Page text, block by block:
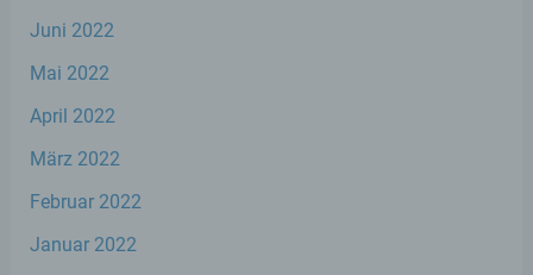
Juni 2022
Mai 2022
April 2022
März 2022
Februar 2022
Januar 2022
oder andere Stelle, die allein oder
gemeinsam mit anderen über die Zwecke
Sind die Zwecke und Mittel dieser
das Recht der Mitgliedstaaten vorgegeben,
beziehungsweise können die bestimmten
Unionsrecht oder dem Recht der